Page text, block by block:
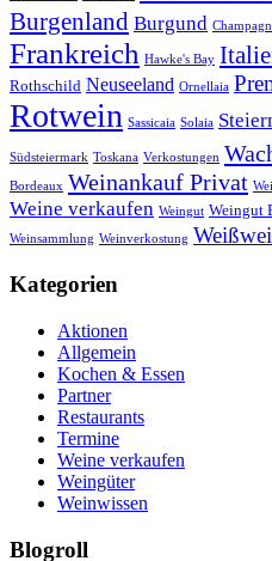
Burgenland Burgund
Frankreich Hawke's Bay
Rothschild Neuseeland Ornellaia
Rotwein Sassicaia Solaia
Südsteiermark Toskana Verkostungen
Bordeaux Weinankauf Privat
Weine verkaufen Weingut Weingut
Weinsammlung Weinverkostung
Kategorien
Aktionen
Allgemein
Kochen & Essen
Partner
Restaurants
Termine
Weine verkaufen
Weingüter
Weinwissen
Blogroll